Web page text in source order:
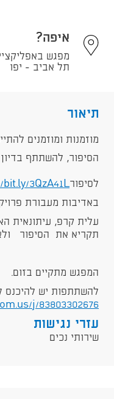
איפה?
תל אביב - יפו
תיאור
מוזמנות ומוזמנים
הסיפור, להשתתף
לסיפור3QzA41L
באדיבות מעבורת
עלית קרפ, עיתונאית
תקריא את הסיפור
המפגש מתקיים בזום.
להשתתפות יש להיכנס
j/83803302676
עזרי נגישות
שירותי נכים